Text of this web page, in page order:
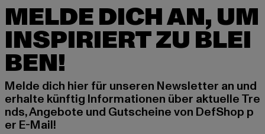
MELDE DICH AN, UM
INSPIRIERT ZU BLEI
BEN!
Melde dich hier für unseren Newsletter an und
erhalte künftig Informationen über aktuelle Tre
nds, Angebote und Gutscheine von DefShop p
er E-Mail!